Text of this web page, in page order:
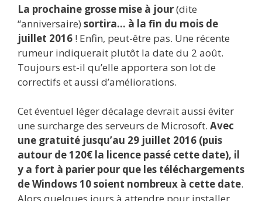
La prochaine grosse mise à jour(dite
“anniversaire) sortira… à la fin du mois de
juillet 2016 ! Enfin, peut-être pas. Une récente
rumeur indiquerait plutôt la date du 2 août.
Toujours est-il qu’elle apportera son lot de
correctifs et aussi d’améliorations.
Cet éventuel léger décalage devrait aussi éviter
une surcharge des serveurs de Microsoft. Avec
une gratuité jusqu’au 29 juillet 2016 (puis
autour de 120€ la licence passé cette date), il
y a fort à parier pour que les téléchargements
de Windows 10 soient nombreux à cette date.